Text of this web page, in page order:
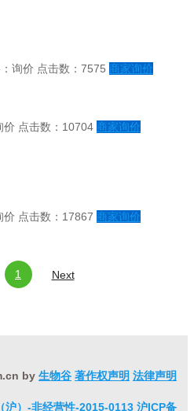
询价 点击数：7575 商家询价
价 点击数：10704 商家询价
价 点击数：17867 商家询价
1 Next
by 生物谷 著作权声明 法律声明
沪）-非经营性-2015-0113 沪ICP备